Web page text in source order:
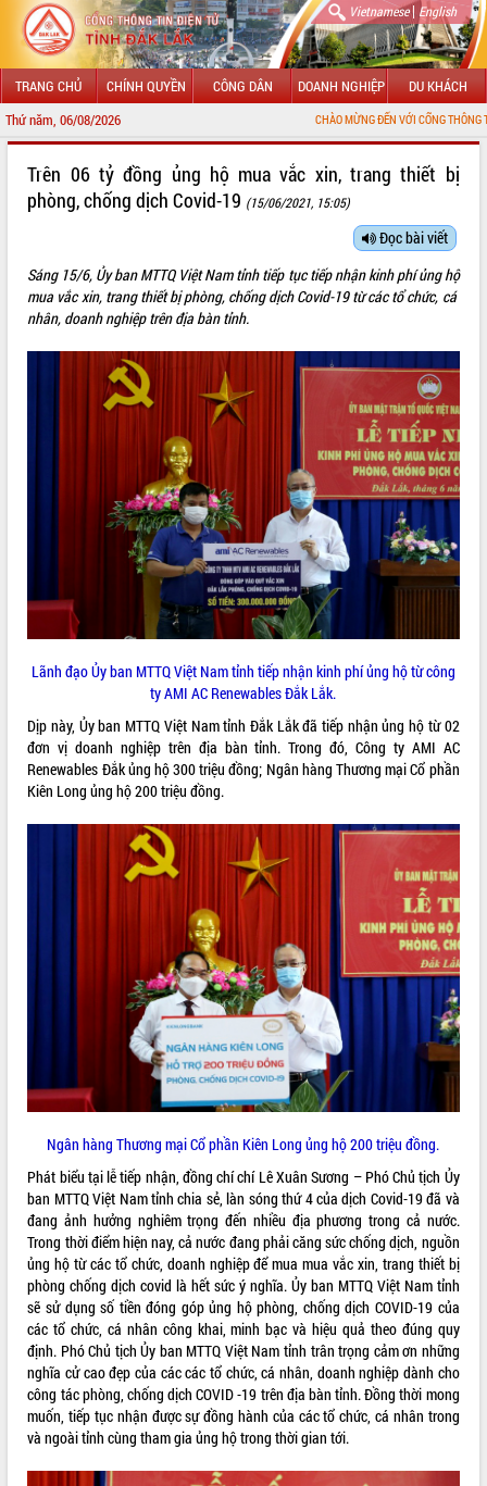
Vietnamese| English
TRANG CHỦ CHÍNH QUYỀN CÔNG DÂN DOANH NGHIỆP DU KHÁCH
Thứ năm, 06/08/2026 CHÀO MỪNG ĐẾN VỚI CỔNG THÔNG TIN ĐIỆN
LÃNH ĐẠO UBND TỈNH
SỞ, BAN, NGÀNH
THÔNG TIN CHỈ ĐẠO ĐIỀU HÀNH
ĐIỂM TIN VĂN BẢN
QUY HOẠCH - KẾ HOẠCH
Bí thư Tỉnh ủy Lương Nguyễn Minh
Triết thăm, tặng quà người có công với
Rà soát, hoàn thiện hệ thống thiết chế
văn hóa, thể thao đáp ứng yêu cầu
phát triển mới
Thường trực HĐND tỉnh Đắk Lắk gặp
mặt Đoàn chuyên gia y tế TP. Hồ Chí
Minh
Lễ truy điệu và an táng hài cốt liệt sĩ
tại Nghĩa trang Liệt sĩ xã Sơn Hòa
Bàn giải pháp tháo gỡ khó khăn trong
xuất khẩu sầu riêng và triển khai quy
định EUDR
Thứ trưởng Bộ Nông nghiệp và Môi
trường Nguyễn Hoàng Hiệp khảo sát
vùng trồng và doanh nghiệp đóng gói
sầu riêng tại Đắk Lắk
ALBUM ẢNH
Trên 06 tỷ đồng ủng hộ mua vắc xin, trang thiết bị
phòng, chống dịch Covid-19 (15/06/2021, 15:05)
Đọc bài viết
Sáng 15/6, Ủy ban MTTQ Việt Nam tỉnh tiếp tục tiếp nhận kinh phí ủng hộ
mua vắc xin, trang thiết bị phòng, chống dịch Covid-19 từ các tổ chức, cá
nhân, doanh nghiệp trên địa bàn tỉnh.
Lãnh đạo Ủy ban MTTQ Việt Nam tỉnh tiếp nhận kinh phí ủng hộ từ công
ty AMI AC Renewables Đắk Lắk.
Dịp này, Ủy ban MTTQ Việt Nam tỉnh Đắk Lắk đã tiếp nhận ủng hộ từ 02
đơn vị doanh nghiệp trên địa bàn tỉnh. Trong đó, Công ty AMI AC
Renewables Đắk ủng hộ 300 triệu đồng; Ngân hàng Thương mại Cổ phần
Kiên Long ủng hộ 200 triệu đồng.
Ngân hàng Thương mại Cổ phần Kiên Long ủng hộ 200 triệu đồng.
Phát biểu tại lễ tiếp nhận, đồng chí chí Lê Xuân Sương – Phó Chủ tịch Ủy
ban MTTQ Việt Nam tỉnh chia sẻ, làn sóng thứ 4 của dịch Covid-19 đã và
đang ảnh hưởng nghiêm trọng đến nhiều địa phương trong cả nước.
Trong thời điểm hiện nay, cả nước đang phải căng sức chống dịch, nguồn
ủng hộ từ các tổ chức, doanh nghiệp để mua mua vắc xin, trang thiết bị
phòng chống dịch covid là hết sức ý nghĩa. Ủy ban MTTQ Việt Nam tỉnh
sẽ sử dụng số tiền đóng góp ủng hộ phòng, chống dịch COVID-19 của
các tổ chức, cá nhân công khai, minh bạc và hiệu quả theo đúng quy
định. Phó Chủ tịch Ủy ban MTTQ Việt Nam tỉnh trân trọng cảm ơn những
nghĩa cử cao đẹp của các các tổ chức, cá nhân, doanh nghiệp dành cho
công tác phòng, chống dịch COVID -19 trên địa bàn tỉnh. Đồng thời mong
muốn, tiếp tục nhận được sự đồng hành của các tổ chức, cá nhân trong
và ngoài tỉnh cùng tham gia ủng hộ trong thời gian tới.